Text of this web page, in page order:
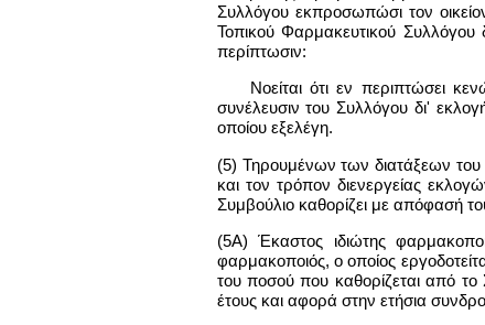
Συλλόγου εκπροσωπώσι τον
Τοπικού Φαρμακευτικού Συλλόγου
περίπτωσιν:
Νοείται ότι εν περιπτώσει
συνέλευσιν του Συλλόγου δι'
οποίου εξελέγη.
(5) Τηρουμένων των διατάξεων του
και τον τρόπον διενεργείας
Συμβούλιο καθορίζει με απόφασή
(5Α) Έκαστος ιδιώτης
φαρμακοποιός, ο οποίος
του ποσού που καθορίζεται από
έτους και αφορά στην ετήσια